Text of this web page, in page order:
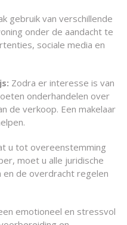
gebruik van verschillende
onder de aandacht te
sociale media en
Zodra er interesse is van
onderhandelen over
de verkoop. Een makelaar
u tot overeenstemming
moet u alle juridische
en de overdracht regelen
emotioneel en stressvol